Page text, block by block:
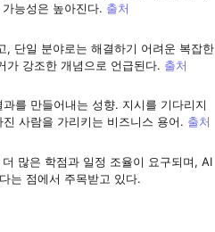
능성은 높아진다. 출처
, 단일 분야로는 해결하기 어려운 복잡한
가 강조한 개념으로 언급된다. 출처
를 만들어내는 성향. 지시를 기다리지
사람을 가리키는 비즈니스 용어. 출처
많은 학점과 일정 조율이 요구되며, AI
는 점에서 주목받고 있다.